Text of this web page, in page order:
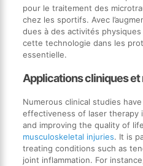
pour le traitement des
chez les sportifs. Avec
dues à des activités
cette technologie dans les
essentielle.
Applications cliniques
Numerous clinical studies
effectiveness of laser therapy
and improving the quality of
musculoskeletal injuries. It is
treating conditions such as
joint inflammation. For